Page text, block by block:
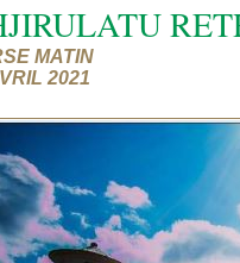
MATIN
2021